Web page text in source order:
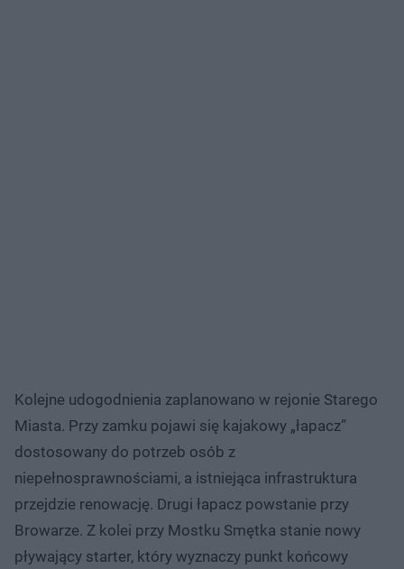
Kolejne udogodnienia zaplanowano w rejonie Starego
Miasta. Przy zamku pojawi się kajakowy „łapacz”
dostosowany do potrzeb osób z
niepełnosprawnościami, a istniejąca infrastruktura
przejdzie renowację. Drugi łapacz powstanie przy
Browarze. Z kolei przy Mostku Smętka stanie nowy
pływający starter, który wyznaczy punkt końcowy